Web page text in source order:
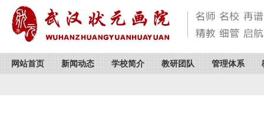
网站首页 新闻动态 学校简介 教研团队 管理体系